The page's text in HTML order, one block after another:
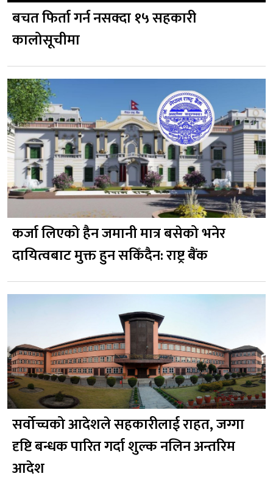
बचत फिर्ता गर्न नसक्दा १५ सहकारी
कालोसूचीमा
कर्जा लिएको हैन जमानी मात्र बसेको भनेर
दायित्वबाट मुक्त हुन सकिँदैन: राष्ट्र बैंक
सर्वोच्चको आदेशले सहकारीलाई राहत, जग्गा
दृष्टि बन्धक पारित गर्दा शुल्क नलिन अन्तरिम
आदेश